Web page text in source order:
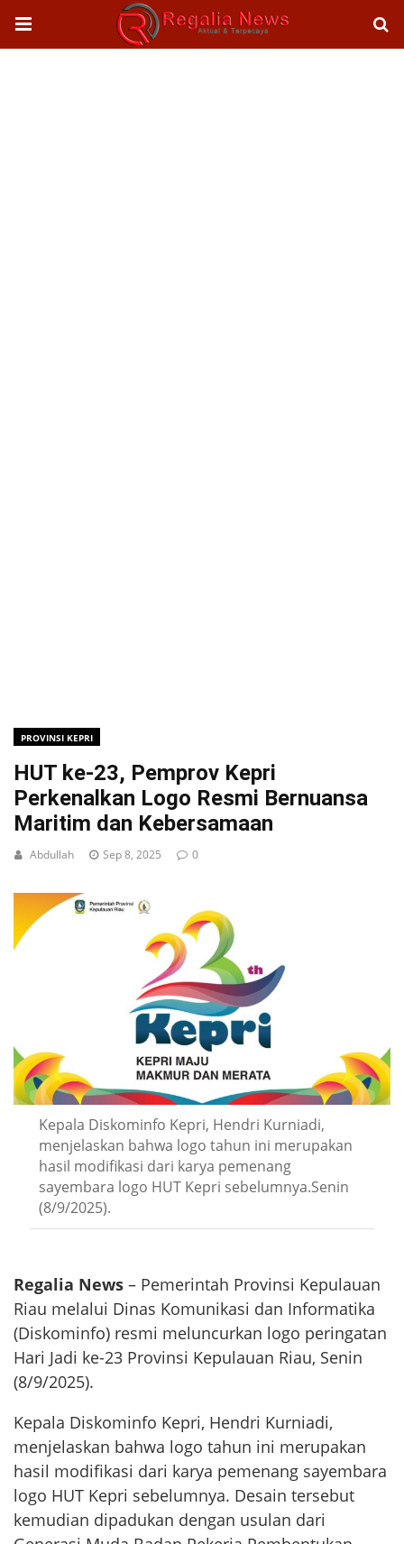
PROVINSI KEPRI
HUT ke-23, Pemprov Kepri
Perkenalkan Logo Resmi Bernuansa
Maritim dan Kebersamaan
Abdullah Sep 8, 2025 0
Kepala Diskominfo Kepri, Hendri Kurniadi,
menjelaskan bahwa logo tahun ini merupakan
hasil modifikasi dari karya pemenang
sayembara logo HUT Kepri sebelumnya.Senin
(8/9/2025).
Regalia News – Pemerintah Provinsi Kepulauan
Riau melalui Dinas Komunikasi dan Informatika
(Diskominfo) resmi meluncurkan logo peringatan
Hari Jadi ke-23 Provinsi Kepulauan Riau, Senin
(8/9/2025).
Kepala Diskominfo Kepri, Hendri Kurniadi,
menjelaskan bahwa logo tahun ini merupakan
hasil modifikasi dari karya pemenang sayembara
logo HUT Kepri sebelumnya. Desain tersebut
kemudian dipadukan dengan usulan dari